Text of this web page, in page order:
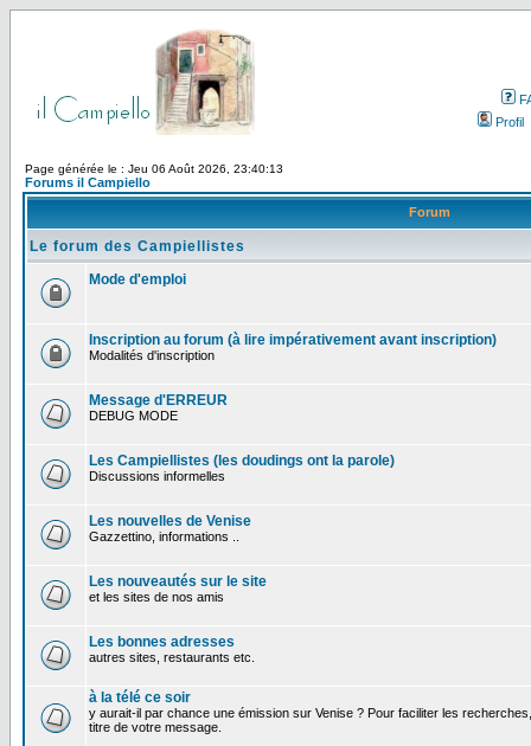
Profil
Page générée le : Jeu 06 Août 2026, 23:40:13
Forums il Campiello
Forum
Le forum des Campiellistes
Mode d'emploi
Inscription au forum (à lire impérativement avant inscription)
Modalités d'inscription
Message d'ERREUR
DEBUG MODE
Les Campiellistes (les doudings ont la parole)
Discussions informelles
Les nouvelles de Venise
Gazzettino, informations ..
Les nouveautés sur le site
et les sites de nos amis
Les bonnes adresses
autres sites, restaurants etc.
à la télé ce soir
y aurait-il par chance une émission sur Venise ? Pour faciliter les
titre de votre message.